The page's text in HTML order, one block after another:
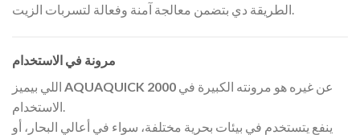
الطريقة دي بتضمن معالجة آمنة وفعالة لتسربات الزيت.
مرونة في الاستخدام
AQUAQUICK 2000
ينفع يتستخدم في بيئات بحرية مختلفة، سواء في أعالي البحار، أو